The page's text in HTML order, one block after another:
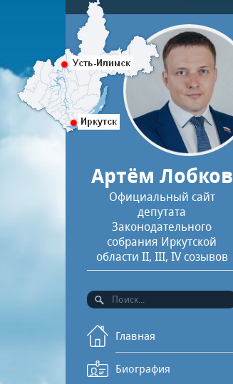
Артём Лобков
Официальный сайт
депутата
Законодательного
собрания Иркутской
области II, III, IV созывов
Главная
Биография